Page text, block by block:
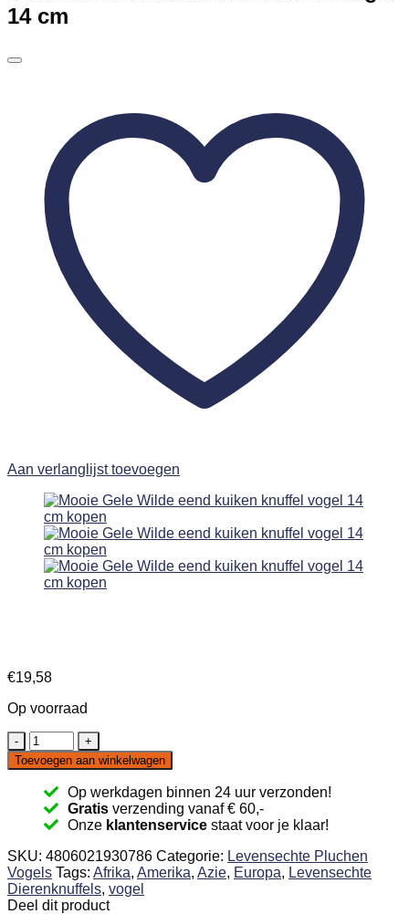
14 cm
Aan verlanglijst toevoegen
€19,58
Op voorraad
Gele
Wilde
eend
kuiken
knuffel
vogel
cm
aantal
Toevoegen aan winkelwagen
Op werkdagen binnen 24 uur verzonden!
Gratis verzending vanaf € 60,-
Onze klantenservice staat voor je klaar!
SKU: 4806021930786 Categorie: Levensechte Pluchen
Vogels Tags: Afrika, Amerika, Azie, Europa, Levensechte
Dierenknuffels, vogel
Deel dit product